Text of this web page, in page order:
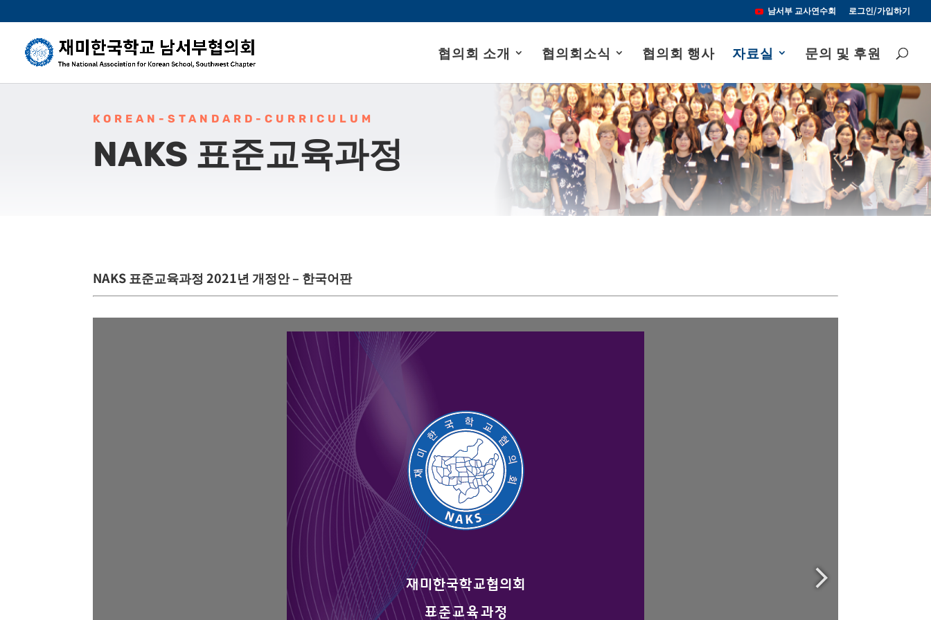
남서부 교사연수회 로그인/가입하기
협의회 소개 협의회소식 협의회 행사 자료실 문의 및 후원
KOREAN-STANDARD-CURRICULUM
NAKS 표준교육과정
NAKS 표준교육과정 2021년 개정안 – 한국어판